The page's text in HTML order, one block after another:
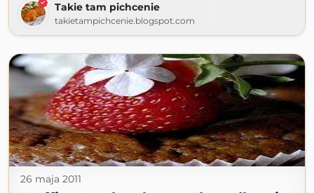
Takie tam pichcenie
takietampichcenie.blogspot.com
26 maja 2011